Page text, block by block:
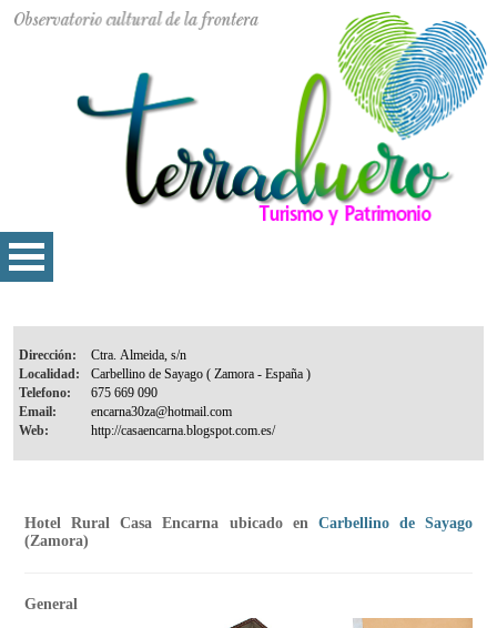
Dirección:
Localidad:
Telefono:
Email:
Web:
Hotel Rural Casa Encarna ubicado en Carbellino de Sayago
(Zamora)
General